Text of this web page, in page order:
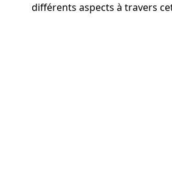
différents aspects à travers